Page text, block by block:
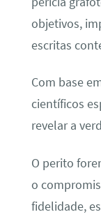
objetivos,
escritas
Com base
científicos
revelar a
O perito
o
fidelidade,